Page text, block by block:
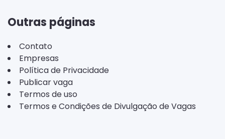
Outras páginas
Contato
Empresas
Política de Privacidade
Publicar vaga
Termos de uso
Termos e Condições de Divulgação de Vagas